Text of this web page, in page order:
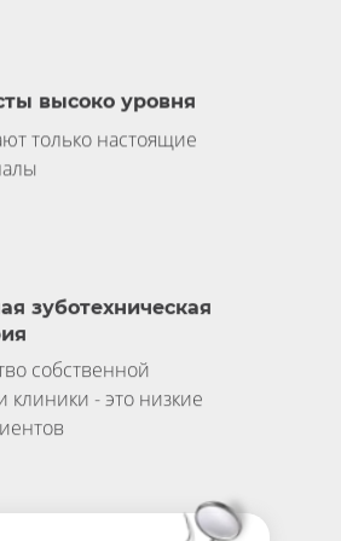
собственной
клиники - это низкие
только настоящие
высоко уровня
зуботехническая